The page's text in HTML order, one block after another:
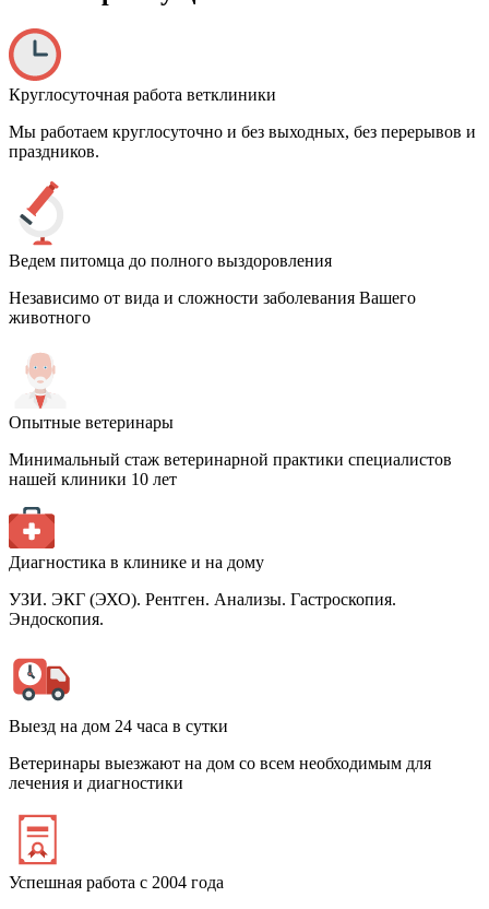
Круглосуточная работа ветклиники
Мы работаем круглосуточно и без выходных, без перерывов и
праздников.
Ведем питомца до полного выздоровления
Независимо от вида и сложности заболевания Вашего
животного
Опытные ветеринары
Минимальный стаж ветеринарной практики специалистов
нашей клиники 10 лет
Диагностика в клинике и на дому
УЗИ. ЭКГ (ЭХО). Рентген. Анализы. Гастроскопия.
Эндоскопия.
Выезд на дом 24 часа в сутки
Ветеринары выезжают на дом со всем необходимым для
лечения и диагностики
Успешная работа с 2004 года